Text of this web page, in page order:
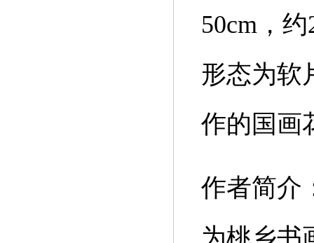
50cm，
形态为软
作的国画
作者简介
为桃乡书